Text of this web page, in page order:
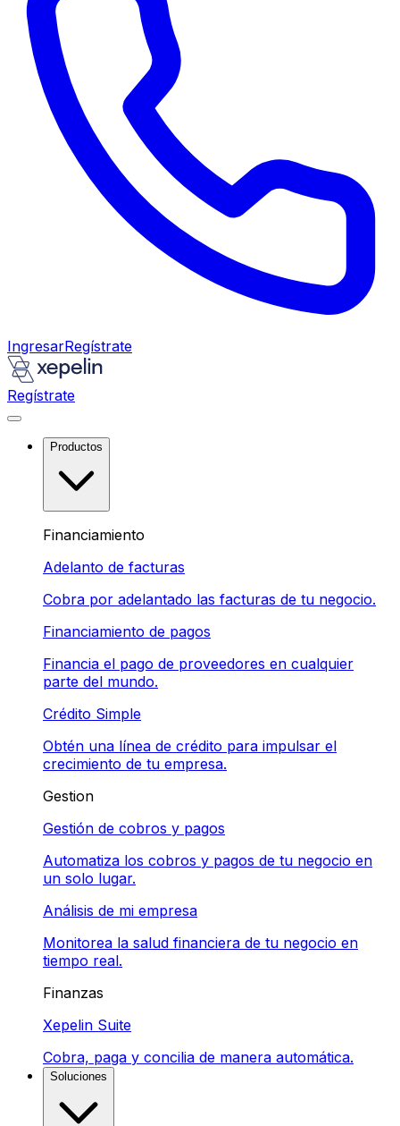
IngresarRegístrate
Regístrate
Productos
Financiamiento
Adelanto de facturas
Cobra por adelantado las facturas de tu negocio.
Financiamiento de pagos
Financia el pago de proveedores en cualquier
parte del mundo.
Crédito Simple
Obtén una línea de crédito para impulsar el
crecimiento de tu empresa.
Gestion
Gestión de cobros y pagos
Automatiza los cobros y pagos de tu negocio en
un solo lugar.
Análisis de mi empresa
Monitorea la salud financiera de tu negocio en
tiempo real.
Finanzas
Xepelin Suite
Cobra, paga y concilia de manera automática.
Soluciones